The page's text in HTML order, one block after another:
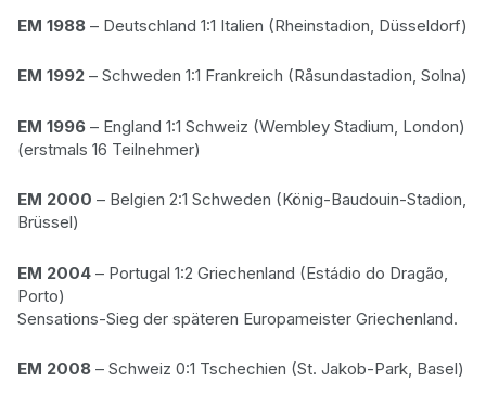
EM 1988 – Deutschland 1:1 Italien (Rheinstadion, Düsseldorf)
EM 1992 – Schweden 1:1 Frankreich (Råsundastadion, Solna)
EM 1996 – England 1:1 Schweiz (Wembley Stadium, London)
(erstmals 16 Teilnehmer)
EM 2000 – Belgien 2:1 Schweden (König-Baudouin-Stadion,
Brüssel)
EM 2004 – Portugal 1:2 Griechenland (Estádio do Dragão,
Porto)
Sensations-Sieg der späteren Europameister Griechenland.
EM 2008 – Schweiz 0:1 Tschechien (St. Jakob-Park, Basel)